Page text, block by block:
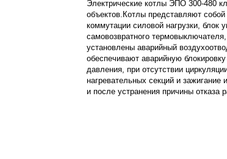
Электрические котлы ЭПО 300-480
объектов.Котлы представляют
коммутации силовой нагрузки, блок
самовозвратного
установлены аварийный
обеспечивают аварийную
давления, при отсутствии
нагревательных секций и
и после устранения причины отказа